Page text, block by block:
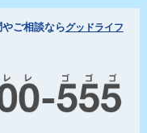
ご相談ならグッドライフ